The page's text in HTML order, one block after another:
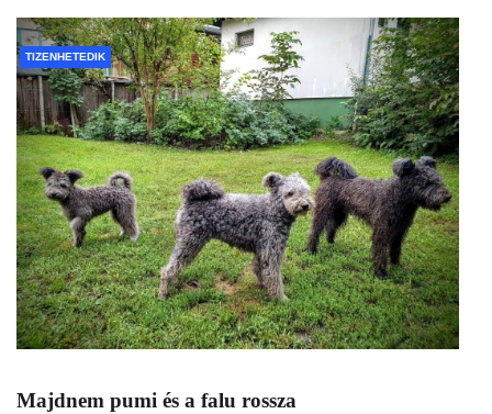
TIZENHETEDIK
Majdnem pumi és a falu rossza